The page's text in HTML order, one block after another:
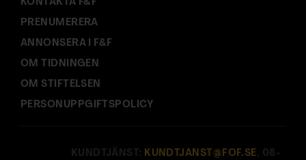
KONTAKTA F&F
PRENUMERERA
ANNONSERA I F&F
OM TIDNINGEN
OM STIFTELSEN
PERSONUPPGIFTSPOLICY
KUNDTJÄNST: KUNDTJANST@FOF.SE , 08-